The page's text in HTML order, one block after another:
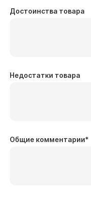
Достоинства товара
Недостатки товара
Общие комментарии*